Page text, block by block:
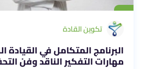
تكوين القادة
البرنامج المتكامل في القيادة
مهارات التفكير الناقد وفن